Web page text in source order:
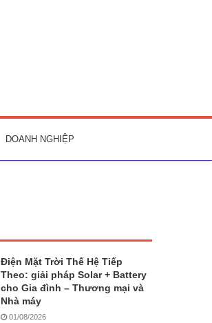
DOANH NGHIỆP
Điện Mặt Trời Thế Hệ Tiếp
Theo: giải pháp Solar + Battery
cho Gia đình – Thương mại và
Nhà máy
01/08/2026